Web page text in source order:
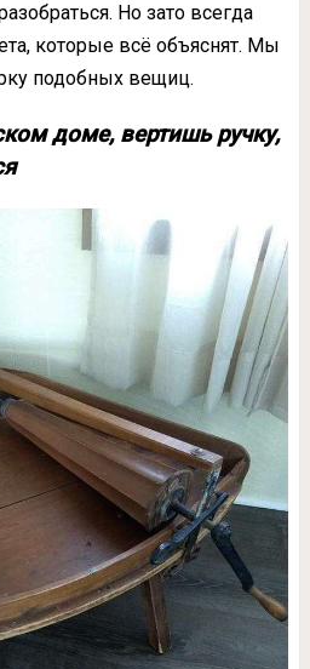
Но зато всегда
которые всё объяснят. Мы
подобных вещиц.
доме, вертишь ручку,